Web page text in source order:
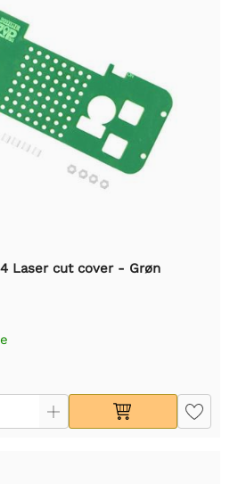
Laser cut cover - Grøn